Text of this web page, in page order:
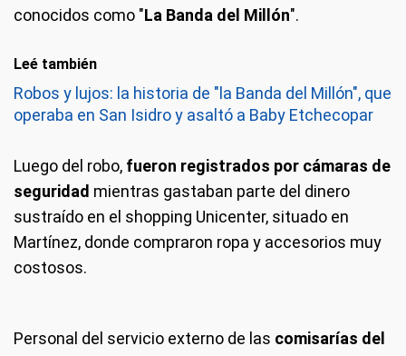
conocidos como "La Banda del Millón".
Leé también
Robos y lujos: la historia de "la Banda del Millón", que
operaba en San Isidro y asaltó a Baby Etchecopar
Luego del robo, fueron registrados por cámaras de
seguridad mientras gastaban parte del dinero
sustraído en el shopping Unicenter, situado en
Martínez, donde compraron ropa y accesorios muy
costosos.
Personal del servicio externo de las comisarías del